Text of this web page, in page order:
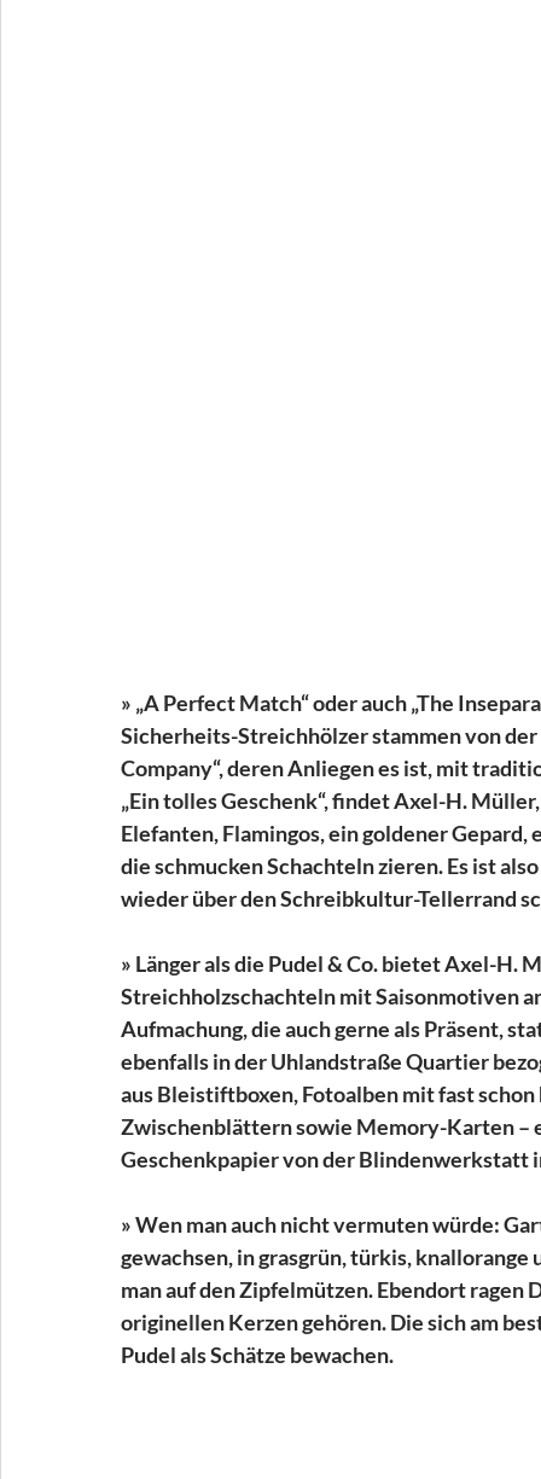
» „A Perfect Match“ oder auch „The
Sicherheits-Streichhölzer stammen von
Company“, deren Anliegen es ist, mit
„Ein tolles Geschenk“, findet Axel-H.
Elefanten, Flamingos, ein goldener
die schmucken Schachteln zieren. Es ist
wieder über den Schreibkultur-Tellerrand
» Länger als die Pudel & Co. bietet Axel-
Streichholzschachteln mit Saisonmotiven
Aufmachung, die auch gerne als Präsent,
ebenfalls in der Uhlandstraße Quartier
aus Bleistiftboxen, Fotoalben mit fast
Zwischenblättern sowie Memory-Karten –
Geschenkpapier von der Blindenwerkstatt
» Wen man auch nicht vermuten würde:
gewachsen, in grasgrün, türkis,
man auf den Zipfelmützen. Ebendort ragen
originellen Kerzen gehören. Die sich am
Pudel als Schätze bewachen.